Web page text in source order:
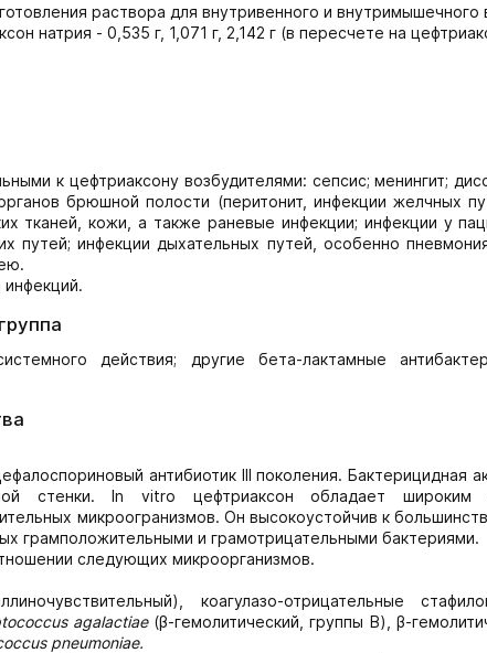
раствора для внутривенного и
натрия - 0,535 г, 1,071 г, 2,142 г (в пересчете на
к цефтриаксону возбудителями: сепсис; менингит;
брюшной полости (перитонит, инфекции желчных
тканей, кожи, а также раневые инфекции; инфекции у
путей; инфекции дыхательных путей, особенно
действия; другие бета-лактамные
антибиотик III поколения. Бактерицидная
стенки. In vitro цефтриаксон обладает
микроогранизмов. Он высокоустойчив к
грамположительными и грамотрицательными бактериями.
следующих микроорганизмов.
коагулазо-отрицательные
agalactiae(β-гемолитический, группы В), β-
pneumoniae.